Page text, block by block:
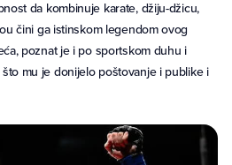
da kombinuje karate, džiju-džicu,
čini ga istinskom legendom ovog
poznat je i po sportskom duhu i
mu je donijelo poštovanje i publike i